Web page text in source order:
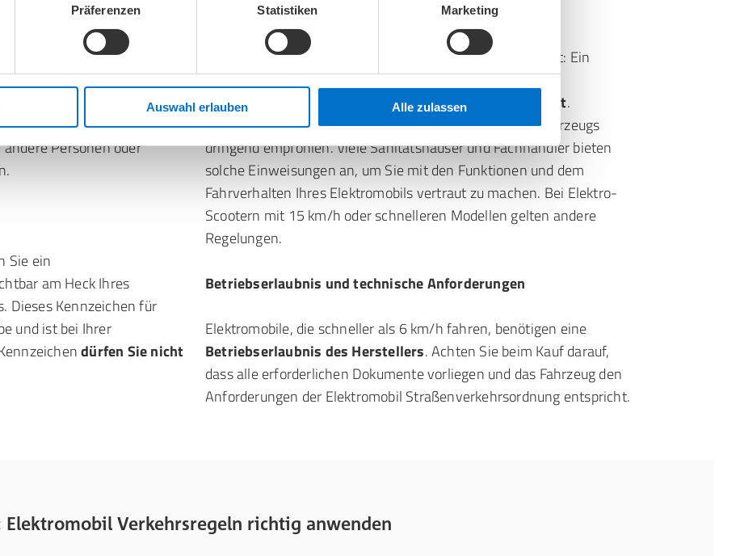
Präferenzen Statistiken Marketing
Auswahl erlauben Alle zulassen
hängt von der
bis 6 km/h besteht
es bei Elektromobilen aus,
eine
Die
vor finanziellen Folgen, falls
Personen oder
Sie ein
am Heck Ihres
Dieses Kennzeichen für
und ist bei Ihrer
dürfen Sie nicht
Brauche ich einen Elektromobil Führerschein?
Für die meisten Seniorenfahrzeuge ohne Führerschein gilt: Ein
Führerschein ist nicht erforderlich, solange
dieHöchstgeschwindigkeit 15 km/h nicht überschreitet.
Allerdings wird eine Einweisung in die Bedienung des Fahrzeugs
dringend empfohlen. Viele Sanitätshäuser und Fachhändler bieten
solche Einweisungen an, um Sie mit den Funktionen und dem
Fahrverhalten Ihres Elektromobils vertraut zu machen. Bei Elektro-
Scootern mit 15 km/h oder schnelleren Modellen gelten andere
Regelungen.
Betriebserlaubnis und technische Anforderungen
Elektromobile, die schneller als 6 km/h fahren, benötigen eine
Betriebserlaubnis des Herstellers. Achten Sie beim Kauf darauf,
dass alle erforderlichen Dokumente vorliegen und das Fahrzeug den
Anforderungen der Elektromobil Straßenverkehrsordnung entspricht.
Verkehrsregeln richtig anwenden